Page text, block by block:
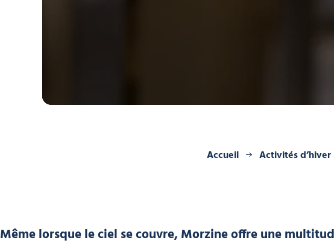
Accueil Activités d’hiver
Même lorsque le ciel se couvre, Morzine offre une